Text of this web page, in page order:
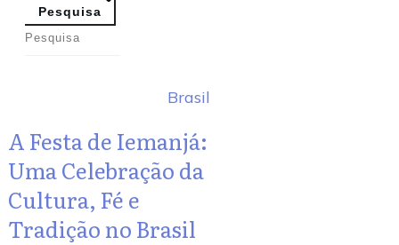
Pesquisa
Brasil
A Festa de Iemanjá:
Uma Celebração da
Cultura, Fé e
Tradição no Brasil